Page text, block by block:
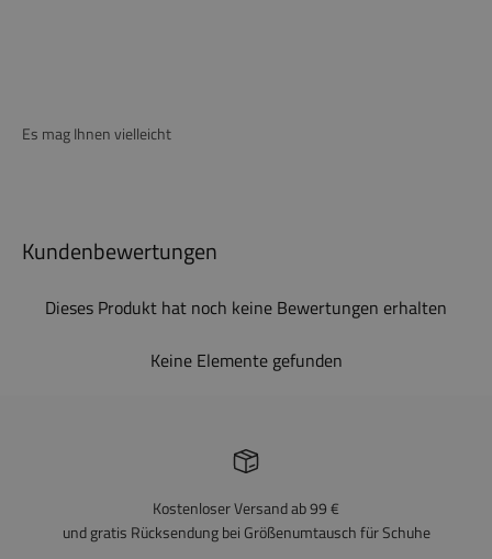
Es mag Ihnen vielleicht
Kundenbewertungen
Dieses Produkt hat noch keine Bewertungen erhalten
Keine Elemente gefunden
Kostenloser Versand ab 99 €
und gratis Rücksendung bei Größenumtausch für Schuhe